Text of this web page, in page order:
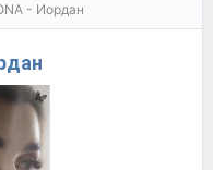
- Иордан